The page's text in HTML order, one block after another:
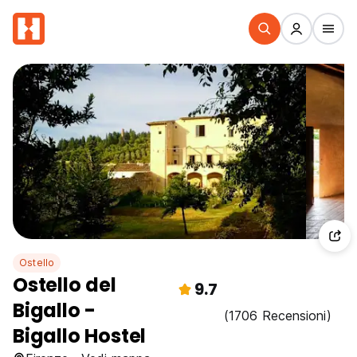
Ostello
Ostello del
Bigallo -
Bigallo Hostel
9.7
(1706 Recensioni)